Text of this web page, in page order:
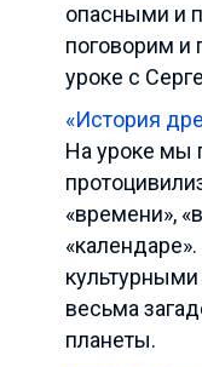
опасными и
поговорим и
уроке с
«История
На уроке мы
«времени»,
весьма
планеты.